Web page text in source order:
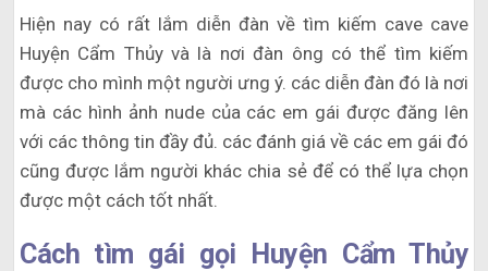
Hiện nay có rất lắm diễn đàn về tìm kiếm cave cave
Huyện Cẩm Thủy và là nơi đàn ông có thể tìm kiếm
được cho mình một người ưng ý. các diễn đàn đó là nơi
mà các hình ảnh nude của các em gái được đăng lên
với các thông tin đầy đủ. các đánh giá về các em gái đó
cũng được lắm người khác chia sẻ để có thể lựa chọn
được một cách tốt nhất.
Cách tìm gái gọi Huyện Cẩm Thủy